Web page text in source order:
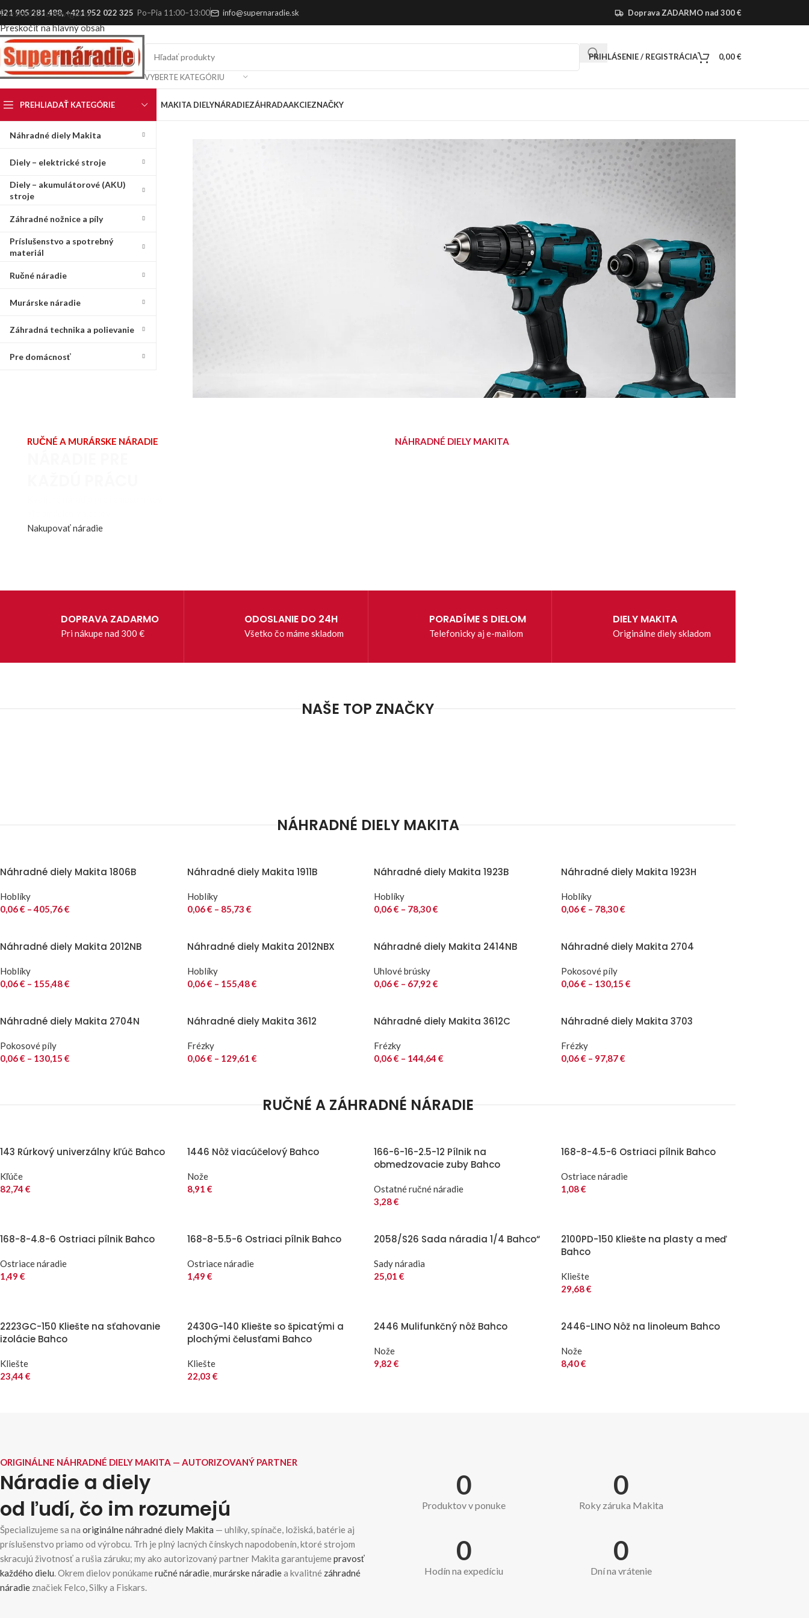
Preskočiť na navigáciu
Preskočiť na hlavný obsah
905 281 488,+421 952 022 325 Po–Pia 11:00–13:00 info@supernaradie.sk Doprava ZADARMO nad 300 €
VYBERTE KATEGÓRIU
PRIHLÁSENIE / REGISTRÁCIA 0,00€
PREHLIADAŤ KATEGÓRIE
Náhradné diely Makita
Diely – elektrické stroje
Diely – akumulátorové (AKU)
stroje
Záhradné nožnice a píly
Príslušenstvo a spotrebný
materiál
Ručné náradie
Murárske náradie
Záhradná technika a polievanie
Pre domácnosť
MAKITA DIELYNÁRADIEZÁHRADAAKCIEZNAČKY
RUČNÉ A MURÁRSKE NÁRADIE
Nakupovať náradie
NÁHRADNÉ DIELY MAKITA
DOPRAVA ZADARMO
Pri nákupe nad 300 €
ODOSLANIE DO 24H
Všetko čo máme skladom
PORADÍME S DIELOM
Telefonicky aj e-mailom
DIELY MAKITA
Originálne diely skladom
NAŠE TOP ZNAČKY
NÁHRADNÉ DIELY MAKITA
Náhradné diely Makita 1806B
Hoblíky
0,06€ – 405,76€
Náhradné diely Makita 1911B
Hoblíky
0,06€ – 85,73 €
Náhradné diely Makita 1923B
Hoblíky
0,06€ – 78,30€
Náhradné diely Makita 1923H
Hoblíky
0,06€ – 78,30€
Náhradné diely Makita 2012NB
Hoblíky
0,06€ – 155,48€
Náhradné diely Makita 2012NBX
Hoblíky
0,06€ – 155,48€
Náhradné diely Makita 2414NB
Uhlové brúsky
0,06€ – 67,92 €
Náhradné diely Makita 2704
Pokosové píly
0,06€ – 130,15 €
Náhradné diely Makita 2704N
Pokosové píly
0,06€ – 130,15 €
Náhradné diely Makita 3612
Frézky
0,06€ – 129,61 €
Náhradné diely Makita 3612C
Frézky
0,06€ – 144,64 €
Náhradné diely Makita 3703
Frézky
0,06€ – 97,87€
RUČNÉ A ZÁHRADNÉ NÁRADIE
143 Rúrkový univerzálny kľúč Bahco
Kľúče
82,74 €
1446 Nôž viacúčelový Bahco
Nože
8,91 €
166-6-16-2.5-12 Pílnik na
obmedzovacie zuby Bahco
Ostatné ručné náradie
3,28€
168-8-4.5-6 Ostriaci pílnik Bahco
Ostriace náradie
1,08€
168-8-4.8-6 Ostriaci pílnik Bahco
Ostriace náradie
1,49 €
168-8-5.5-6 Ostriaci pílnik Bahco
Ostriace náradie
1,49 €
2058/S26 Sada náradia 1/4 Bahco“
Sady náradia
25,01 €
2100PD-150 Kliešte na plasty a meď
Bahco
Kliešte
29,68€
2223GC-150 Kliešte na sťahovanie
izolácie Bahco
Kliešte
23,44 €
2430G-140 Kliešte so špicatými a
plochými čelusťami Bahco
Kliešte
22,03 €
2446 Mulifunkčný nôž Bahco
Nože
9,82 €
2446-LINO Nôž na linoleum Bahco
Nože
8,40€
ORIGINÁLNE NÁHRADNÉ DIELY MAKITA — AUTORIZOVANÝ PARTNER
Náradie a diely
od ľudí, čo im rozumejú
Špecializujeme sa na originálne náhradné diely Makita — uhlíky, spínače, ložiská, batérie aj
príslušenstvo priamo od výrobcu. Trh je plný lacných čínskych napodobenín, ktoré strojom
skracujú životnosť a rušia záruku; my ako autorizovaný partner Makita garantujemepravosť
každého dielu. Okrem dielov ponúkameručné náradie,murárske náradiea kvalitné záhradné
náradie značiek Felco, Silky a Fiskars.
0
Produktov v ponuke
0
Roky záruka Makita
0
Hodín na expedíciu
0
Dní na vrátenie